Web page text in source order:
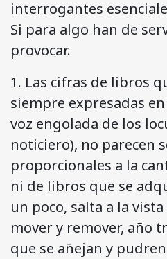
interrogantes
Si para algo han de
provocar.
1. Las cifras de libros
siempre expresadas
voz engolada de los
noticiero), no parecen
proporcionales a la
ni de libros que se
un poco, salta a la
mover y remover, año
que se añejan y